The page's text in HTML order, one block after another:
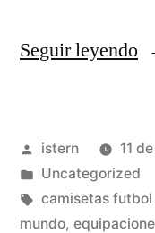
Seguir leyendo
Publicado
por
istern
11
Publicado
en
Uncategorized
Etiquetas:
camisetas
mundo,